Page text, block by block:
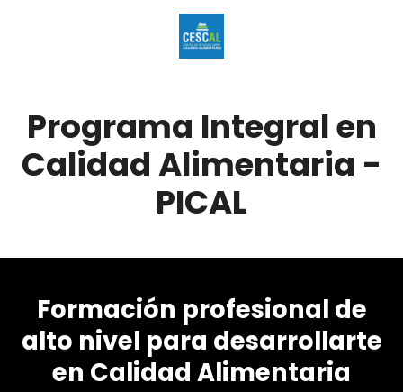
Programa Integral en
Calidad Alimentaria -
PICAL
Formación profesional de
alto nivel para desarrollarte
en Calidad Alimentaria